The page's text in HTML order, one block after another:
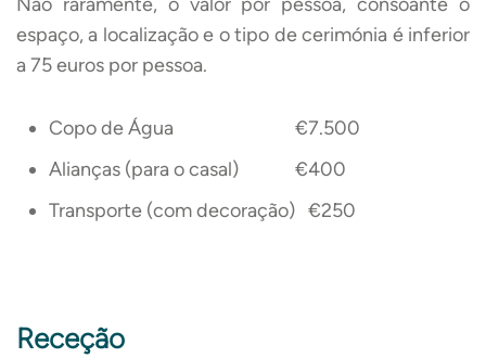
espaço, a localização e o tipo de cerimónia é inferior
a 75 euros por pessoa.
Copo de Água €7.500
Alianças (para o casal) €400
Transporte (com decoração) €250
Receção